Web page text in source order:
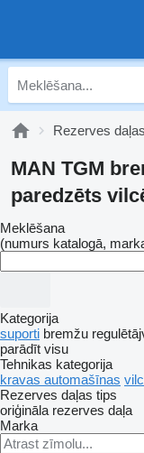
Rezerves daļas
MAN TGM
paredzēts
Meklēšana
(numurs katalogā,
Kategorija
suporti bremžu
parādīt visu
Tehnikas kategorija
kravas automašīnas
Rezerves daļas tips
oriģināla rezerves daļa
Marka